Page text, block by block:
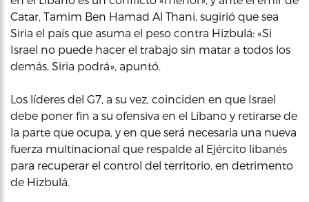
Catar, Tamim Ben Hamad Al Thani, sugirió que sea
Siria el país que asuma el peso contra Hizbulá: «Si
Israel no puede hacer el trabajo sin matar a todos los
demás, Siria podrá», apuntó.
Los líderes del G7, a su vez, coinciden en que Israel
debe poner fin a su ofensiva en el Líbano y retirarse de
la parte que ocupa, y en que será necesaria una nueva
fuerza multinacional que respalde al Ejército libanés
para recuperar el control del territorio, en detrimento
de Hizbulá.